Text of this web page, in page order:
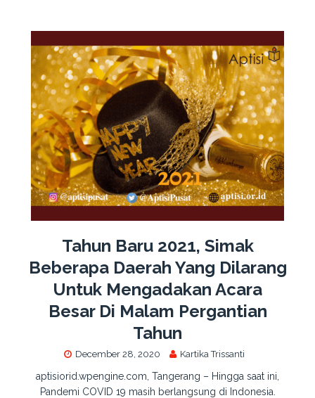
Tahun Baru 2021, Simak
Beberapa Daerah Yang Dilarang
Untuk Mengadakan Acara
Besar Di Malam Pergantian
Tahun
December 28, 2020 Kartika Trissanti
aptisiorid.wpengine.com, Tangerang – Hingga saat ini,
Pandemi COVID 19 masih berlangsung di Indonesia.